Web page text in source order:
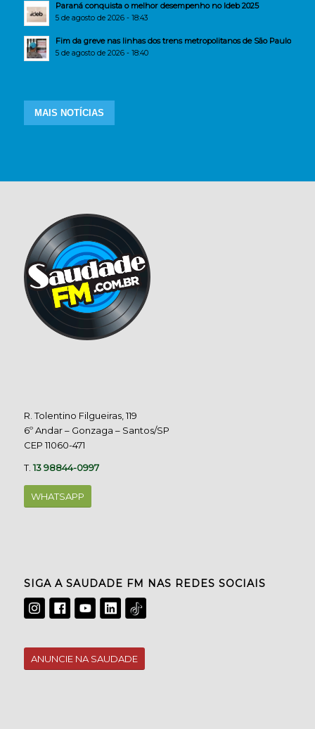
Paraná conquista o melhor desempenho no Ideb 2025
5 de agosto de 2026 - 18:43
Fim da greve nas linhas dos trens metropolitanos de São Paulo
5 de agosto de 2026 - 18:40
MAIS NOTÍCIAS
R. Tolentino Filgueiras, 119
6º Andar – Gonzaga – Santos/SP
CEP 11060-471
T.13 98844-0997
WHATSAPP
SIGA A SAUDADE FM NAS REDES SOCIAIS
ANUNCIE NA SAUDADE